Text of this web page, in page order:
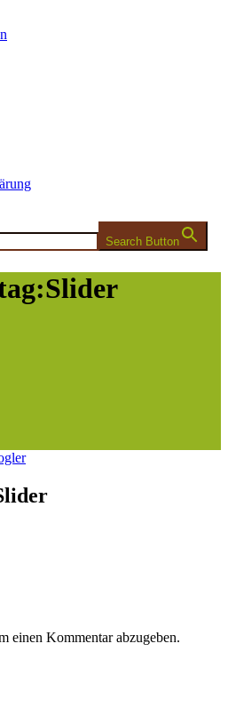
Search Button
einen Kommentar abzugeben.